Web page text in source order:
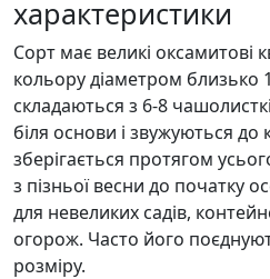
характеристики
Сорт має великі оксамитові
кольору діаметром близько
складаються з 6-8
біля основи і звужуються до
зберігається протягом
з пізньої весни до початку
для невеликих садів,
огорож. Часто його
розміру.